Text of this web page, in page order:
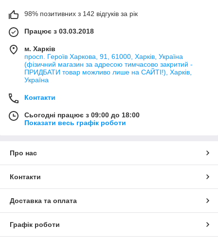
98% позитивних з 142 відгуків за рік
Працює з 03.03.2018
м. Харків
просп. Героїв Харкова, 91, 61000, Харків, Україна
(фізичний магазин за адресою тимчасово закритий -
ПРИДБАТИ товар можливо лише на САЙТІ!), Харків,
Україна
Контакти
Сьогодні працює з 09:00 до 18:00
Показати весь графік роботи
Про нас
Контакти
Доставка та оплата
Графік роботи